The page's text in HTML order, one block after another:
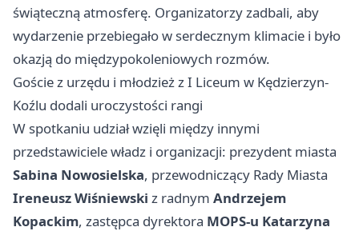
świąteczną atmosferę. Organizatorzy zadbali, aby
wydarzenie przebiegało w serdecznym klimacie i było
okazją do międzypokoleniowych rozmów.
Goście z urzędu i młodzież z I Liceum w Kędzierzyn-
Koźlu dodali uroczystości rangi
W spotkaniu udział wzięli między innymi
przedstawiciele władz i organizacji: prezydent miasta
Sabina Nowosielska, przewodniczący Rady Miasta
Ireneusz Wiśniewski z radnym Andrzejem
Kopackim, zastępca dyrektora MOPS-u Katarzyna